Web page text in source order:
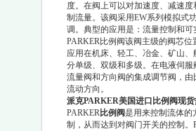
度。在阀上可以对加速度、减速
制流量。该阀采用EW系列模拟式
调。典型的应用是：流量控制和
PARKER比例阀该阀主级的阀芯
应用在机床、轻工、冶金、矿山
分单级、双级和多级。在电液伺
流量阀和方向阀的集成调节阀，
流动方向。
派克PARKER美国进口比例阀现
PARKER比例阀是用来控制流体的
制，从而达到对阀门开关的控制